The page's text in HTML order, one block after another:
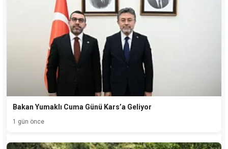
Bakan Yumaklı Cuma Günü Kars’a Geliyor
1 gün önce